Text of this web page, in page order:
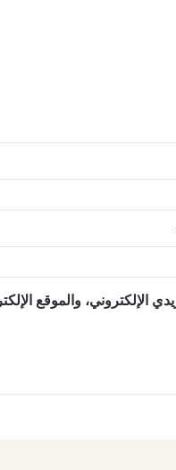
الإلكتروني، والموقع